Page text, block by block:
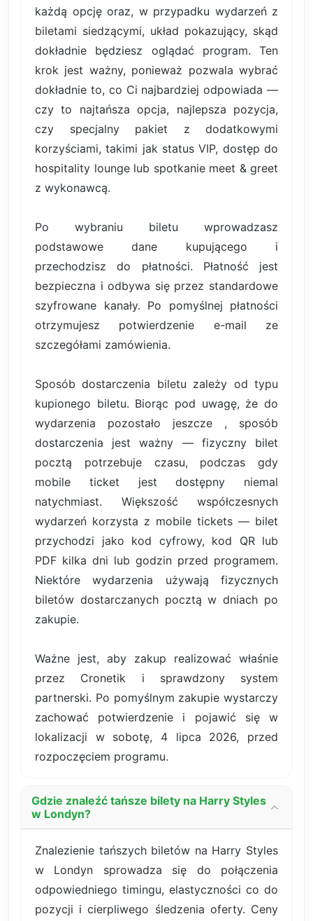
każdą opcję oraz, w przypadku wydarzeń z
biletami siedzącymi, układ pokazujący, skąd
dokładnie będziesz oglądać program. Ten
krok jest ważny, ponieważ pozwala wybrać
dokładnie to, co Ci najbardziej odpowiada —
czy to najtańsza opcja, najlepsza pozycja,
czy specjalny pakiet z dodatkowymi
korzyściami, takimi jak status VIP, dostęp do
hospitality lounge lub spotkanie meet & greet
z wykonawcą.
Po wybraniu biletu wprowadzasz
podstawowe dane kupującego i
przechodzisz do płatności. Płatność jest
bezpieczna i odbywa się przez standardowe
szyfrowane kanały. Po pomyślnej płatności
otrzymujesz potwierdzenie e-mail ze
szczegółami zamówienia.
Sposób dostarczenia biletu zależy od typu
kupionego biletu. Biorąc pod uwagę, że do
wydarzenia pozostało jeszcze , sposób
dostarczenia jest ważny — fizyczny bilet
pocztą potrzebuje czasu, podczas gdy
mobile ticket jest dostępny niemal
natychmiast. Większość współczesnych
wydarzeń korzysta z mobile tickets — bilet
przychodzi jako kod cyfrowy, kod QR lub
PDF kilka dni lub godzin przed programem.
Niektóre wydarzenia używają fizycznych
biletów dostarczanych pocztą w dniach po
zakupie.
Ważne jest, aby zakup realizować właśnie
przez Cronetik i sprawdzony system
partnerski. Po pomyślnym zakupie wystarczy
zachować potwierdzenie i pojawić się w
lokalizacji w sobotę, 4 lipca 2026, przed
rozpoczęciem programu.
Gdzie znaleźć tańsze bilety na Harry Styles
w Londyn?
Znalezienie tańszych biletów na Harry Styles
w Londyn sprowadza się do połączenia
odpowiedniego timingu, elastyczności co do
pozycji i cierpliwego śledzenia oferty. Ceny